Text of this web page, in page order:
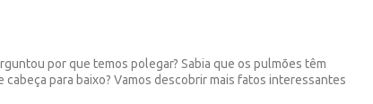
por que temos polegar? Sabia que os pulmões têm
para baixo? Vamos descobrir mais fatos interessantes